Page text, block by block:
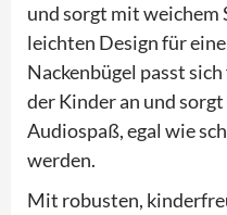
und sorgt mit
leichten Design für
Nackenbügel passt
der Kinder an und
Audiospaß, egal wie
werden.
Mit robusten,